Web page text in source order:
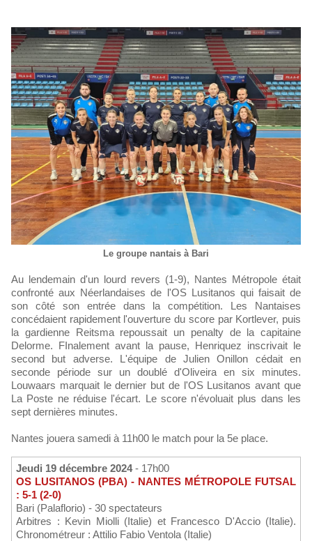
Le groupe nantais à Bari
Au lendemain d'un lourd revers (1-9), Nantes Métropole était
confronté aux Néerlandaises de l'OS Lusitanos qui faisait de
son côté son entrée dans la compétition. Les Nantaises
concédaient rapidement l'ouverture du score par Kortlever, puis
la gardienne Reitsma repoussait un penalty de la capitaine
Delorme. FInalement avant la pause, Henriquez inscrivait le
second but adverse. L'équipe de Julien Onillon cédait en
seconde période sur un doublé d'Oliveira en six minutes.
Louwaars marquait le dernier but de l'OS Lusitanos avant que
La Poste ne réduise l'écart. Le score n'évoluait plus dans les
sept dernières minutes.
Nantes jouera samedi à 11h00 le match pour la 5e place.
Jeudi 19 décembre 2024- 17h00
OS LUSITANOS (PBA) - NANTES MÉTROPOLE FUTSAL
: 5-1 (2-0)
Bari (Palaflorio) - 30 spectateurs
Arbitres : Kevin Miolli (Italie) et Francesco D'Accio (Italie).
Chronométreur : Attilio Fabio Ventola (Italie)